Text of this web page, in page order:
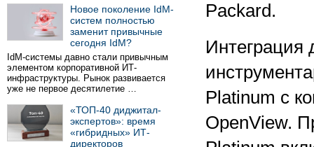
Новое поколение IdM-
систем полностью
заменит привычные
сегодня IdM?
IdM-системы давно стали привычным
элементом корпоративной ИТ-
инфраструктуры. Рынок развивается
уже не первое десятилетие …
«ТОП-40 диджитал-
экспертов»: время
«гибридных» ИТ-
директоров
Packard.
Интеграция
Platinum с
OpenView.